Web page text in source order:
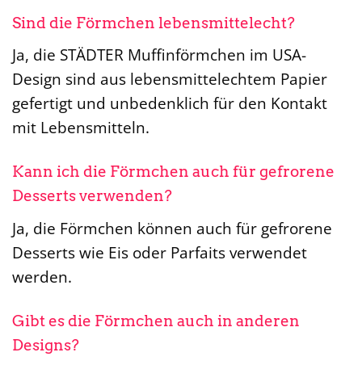
Sind die Förmchen lebensmittelecht?
Ja, die STÄDTER Muffinförmchen im USA-
Design sind aus lebensmittelechtem Papier
gefertigt und unbedenklich für den Kontakt
mit Lebensmitteln.
Kann ich die Förmchen auch für gefrorene
Desserts verwenden?
Ja, die Förmchen können auch für gefrorene
Desserts wie Eis oder Parfaits verwendet
werden.
Gibt es die Förmchen auch in anderen
Designs?